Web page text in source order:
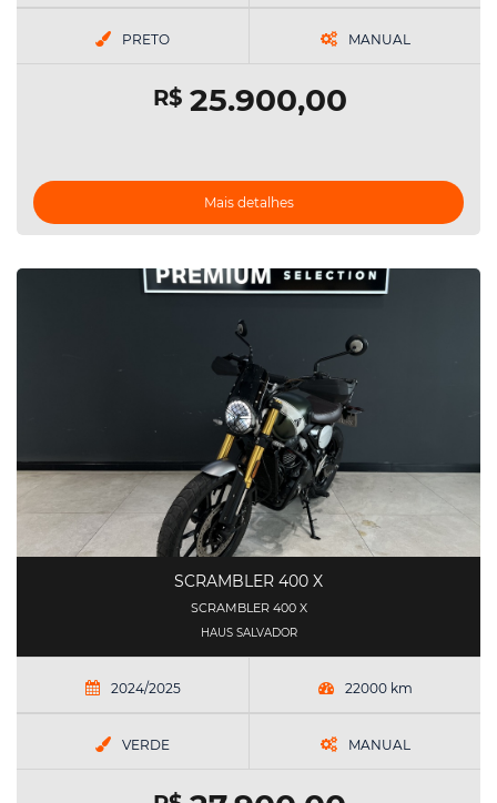
PRETO MANUAL
R$25.900,00
Mais detalhes
SCRAMBLER 400 X
SCRAMBLER 400 X
HAUS SALVADOR
2024/2025 22000 km
VERDE MANUAL